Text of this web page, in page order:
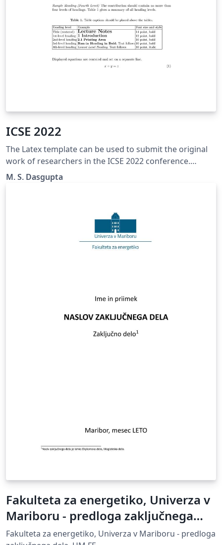
ICSE 2022
The Latex template can be used to submit the original
work of researchers in the ICSE 2022 conference.
http://icse.sportsea.org/
M. S. Dasgupta
Fakulteta za energetiko, Univerza v
Mariboru - predloga zaključnega
dela
Fakulteta za energetiko, Univerza v Mariboru - predloga